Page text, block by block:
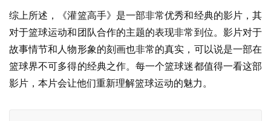
综上所述，《灌篮高手》是一部非常优秀和经典的影片，其
对于篮球运动和团队合作的主题的表现非常到位。影片对于
故事情节和人物形象的刻画也非常的真实，可以说是一部在
篮球界不可多得的经典之作。每一个篮球迷都值得一看这部
影片，本片会让他们重新理解篮球运动的魅力。